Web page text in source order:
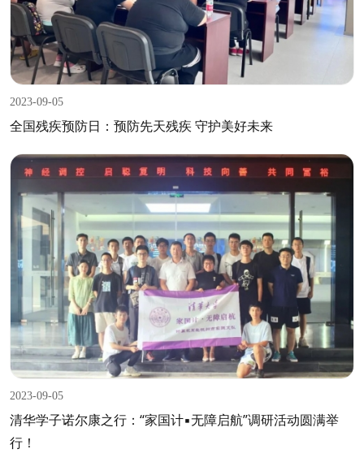
2023-09-05
全国残疾预防日：预防先天残疾 守护美好未来
2023-09-05
清华学子诺尔康之行：“家国计▪无障启航”调研活动圆满举
行！